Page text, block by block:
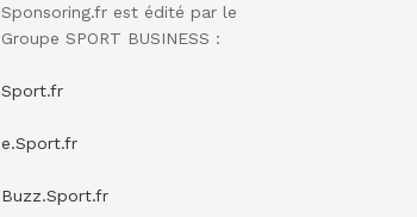
Sponsoring.fr est édité par le
Groupe SPORT BUSINESS :
Sport.fr
e.Sport.fr
Buzz.Sport.fr